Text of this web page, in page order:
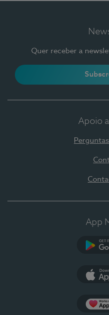
Quer receber a
Apoio
App